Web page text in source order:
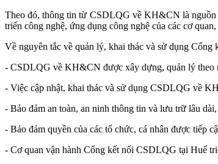
Theo đó, thông tin từ CSDLQG về KH&CN là nguồn
triển công nghệ, ứng dụng công nghệ của các cơ
Về nguyên tắc về quản lý, khai thác và sử dụng
- CSDLQG về KH&CN được xây dựng, quản lý theo
- Việc cập nhật, khai thác và sử dụng CSDLQG về
- Bảo đảm an toàn, an ninh thông tin và lưu trữ lâu
- Bảo đảm quyền của các tổ chức, cá nhân được tiếp
- Cơ quan vận hành Cổng kết nối CSDLQG tại Huế